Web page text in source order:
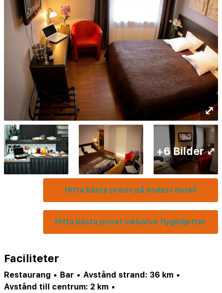
⤢
Hitta bästa priset på endast hotell
Hitta bästa priset inklusive flygbiljetter
+6 Bilder ⤢
Faciliteter
Restaurang • Bar • Avstånd strand: 36 km •
Avstånd till centrum: 2 km •